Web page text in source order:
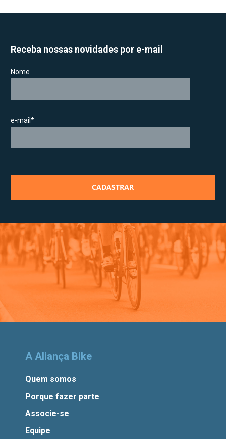
Receba nossas novidades por e-mail
Nome
e-mail*
A Aliança Bike
Quem somos
Porque fazer parte
Associe-se
Equipe